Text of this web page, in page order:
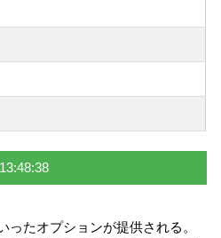
たオプションが提供される。